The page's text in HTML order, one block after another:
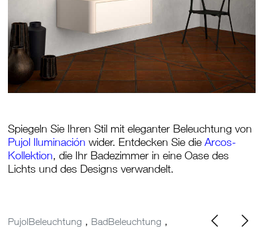
Spiegeln Sie Ihren Stil mit eleganter Beleuchtung von
Pujol Iluminación wider. Entdecken Sie dieArcos-
Kollektion, die Ihr Badezimmer in eine Oase des
Lichts und des Designs verwandelt.
PujolBeleuchtung , BadBeleuchtung ,